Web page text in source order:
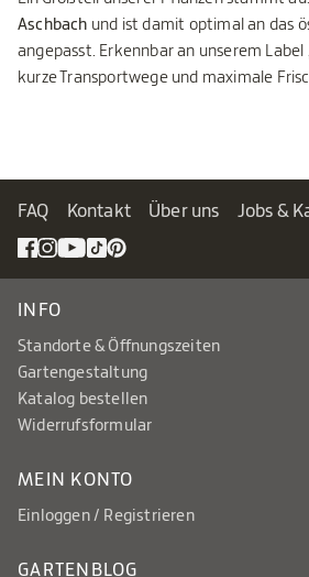
Aschbach und ist damit optimal an das
angepasst. Erkennbar an unserem Label
kurze Transportwege und maximale
FAQ Kontakt Über uns Jobs &
INFO
Standorte & Öffnungszeiten
Gartengestaltung
Katalog bestellen
Widerrufsformular
MEIN KONTO
Einloggen / Registrieren
GARTENBLOG